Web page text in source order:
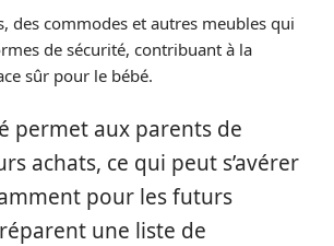
des commodes et autres meubles qui
de sécurité, contribuant à la
sûr pour le bébé.
permet aux parents de
achats, ce qui peut s’avérer
pour les futurs
une liste de